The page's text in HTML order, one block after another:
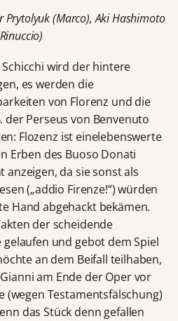
Prytolyuk (Marco), Aki Hashimoto
wird der hintere
es werden die
von Florenz und die
der Perseus von Benvenuto
Flozenz ist einelebenswerte
Erben des Buoso Donati
da sie sonst als
(„addio Firenze!“) würden
Hand abgehackt bekämen.
der scheidende
und gebot dem Spiel
an dem Beifall teilhaben,
am Ende der Oper vor
(wegen Testamentsfälschung)
das Stück denn gefallen